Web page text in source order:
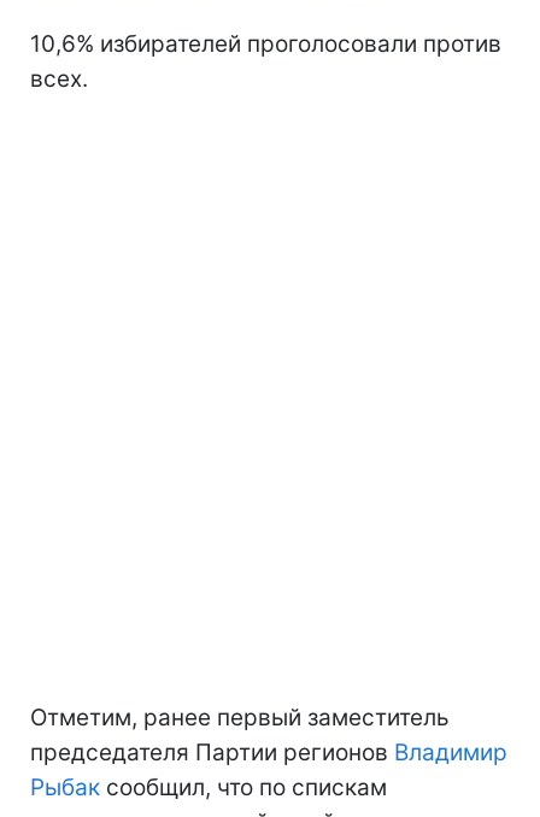
10,6% избирателей проголосовали против
всех.
Отметим, ранее первый заместитель
председателя Партии регионов Владимир
Рыбак сообщил, что по спискам